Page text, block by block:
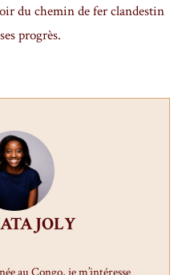
du chemin de fer clandestin
progrès.
JOLY